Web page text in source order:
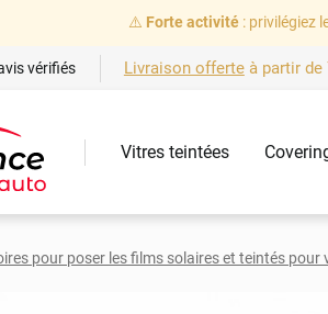
⚠️ Forte activité: privilégiez
vérifiés Livraison offerteà partir de
Vitres teintées
pour poser les films solaires et teintés pour